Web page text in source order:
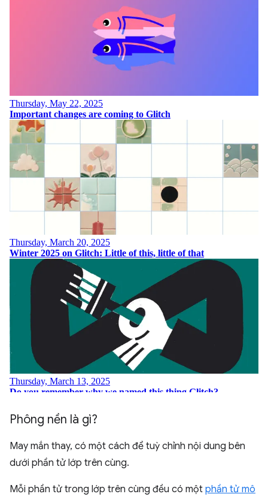
Phông nền là gì?
May mắn thay, có một cách để tuỳ chỉnh nội dung bên
dưới phần tử lớp trên cùng.
Mỗi phần tử trong lớp trên cùng đều có một phần tử mô